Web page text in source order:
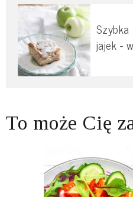
jajek -
To może Cię